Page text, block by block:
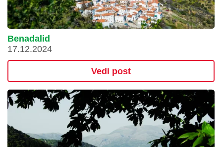
Benadalid
17.12.2024
Vedi post